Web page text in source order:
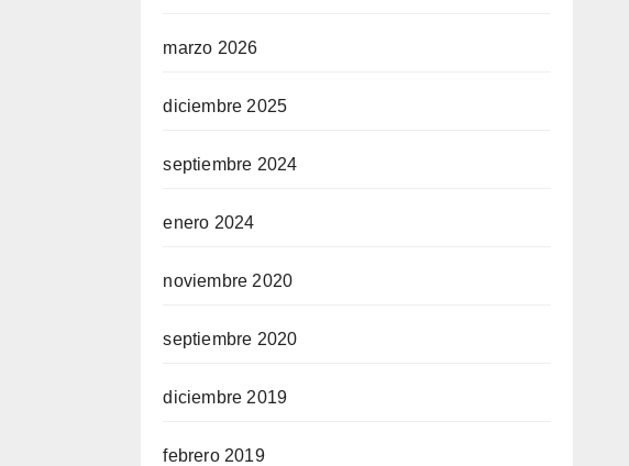
marzo 2026
diciembre 2025
septiembre 2024
enero 2024
noviembre 2020
septiembre 2020
diciembre 2019
febrero 2019